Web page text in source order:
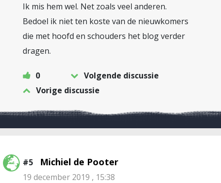
Ik mis hem wel. Net zoals veel anderen.
Bedoel ik niet ten koste van de nieuwkomers
die met hoofd en schouders het blog verder
dragen.
0
Volgende discussie
Vorige discussie
#5 Michiel de Pooter
19 december 2019 , 15:38